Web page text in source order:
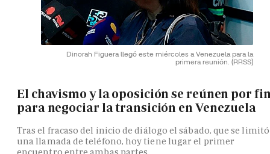
Dinorah Figuera llegó este miércoles a Venezuela para la
primera reunión. (RRSS)
El chavismo y la oposición se reúnen por
para negociar la transición en Venezuela
Tras el fracaso del inicio de diálogo el sábado, que se
una llamada de teléfono, hoy tiene lugar el primer